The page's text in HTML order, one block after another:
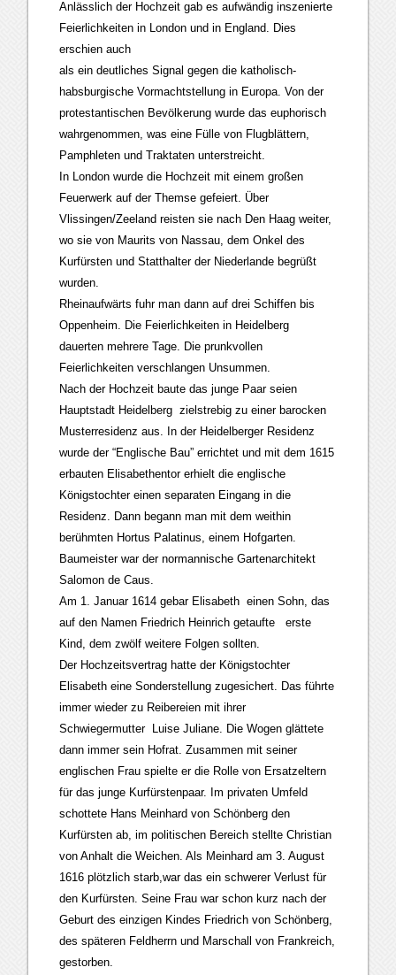
Anlässlich der Hochzeit gab es aufwändig inszenierte
Feierlichkeiten in London und in England. Dies
erschien auch
als ein deutliches Signal gegen die katholisch-
habsburgische Vormachtstellung in Europa. Von der
protestantischen Bevölkerung wurde das euphorisch
wahrgenommen, was eine Fülle von Flugblättern,
Pamphleten und Traktaten unterstreicht.
In London wurde die Hochzeit mit einem großen
Feuerwerk auf der Themse gefeiert. Über
Vlissingen/Zeeland reisten sie nach Den Haag weiter,
wo sie von Maurits von Nassau, dem Onkel des
Kurfürsten und Statthalter der Niederlande begrüßt
wurden.
Rheinaufwärts fuhr man dann auf drei Schiffen bis
Oppenheim. Die Feierlichkeiten in Heidelberg
dauerten mehrere Tage. Die prunkvollen
Feierlichkeiten verschlangen Unsummen.
Nach der Hochzeit baute das junge Paar seien
Hauptstadt Heidelberg zielstrebig zu einer barocken
Musterresidenz aus. In der Heidelberger Residenz
wurde der “Englische Bau” errichtet und mit dem 1615
erbauten Elisabethentor erhielt die englische
Königstochter einen separaten Eingang in die
Residenz. Dann begann man mit dem weithin
berühmten Hortus Palatinus, einem Hofgarten.
Baumeister war der normannische Gartenarchitekt
Salomon de Caus.
Am 1. Januar 1614 gebar Elisabeth einen Sohn, das
auf den Namen Friedrich Heinrich getaufte erste
Kind, dem zwölf weitere Folgen sollten.
Der Hochzeitsvertrag hatte der Königstochter
Elisabeth eine Sonderstellung zugesichert. Das führte
immer wieder zu Reibereien mit ihrer
Schwiegermutter Luise Juliane. Die Wogen glättete
dann immer sein Hofrat. Zusammen mit seiner
englischen Frau spielte er die Rolle von Ersatzeltern
für das junge Kurfürstenpaar. Im privaten Umfeld
schottete Hans Meinhard von Schönberg den
Kurfürsten ab, im politischen Bereich stellte Christian
von Anhalt die Weichen. Als Meinhard am 3. August
1616 plötzlich starb,war das ein schwerer Verlust für
den Kurfürsten. Seine Frau war schon kurz nach der
Geburt des einzigen Kindes Friedrich von Schönberg,
des späteren Feldherrn und Marschall von Frankreich,
gestorben.